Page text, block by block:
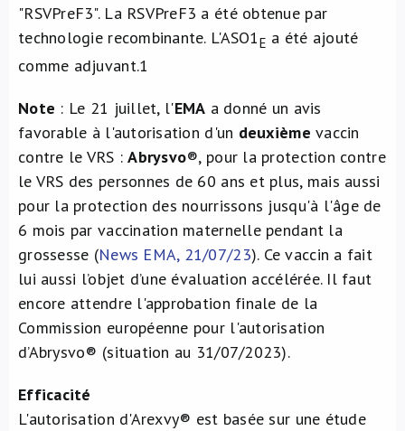
"RSVPreF3". La RSVPreF3 a été obtenue par
technologie recombinante. L'ASO1E a été ajouté
comme adjuvant.1
Note : Le 21 juillet, l'EMA a donné un avis
favorable à l'autorisation d'un deuxième vaccin
contre le VRS :Abrysvo®, pour la protection contre
le VRS des personnes de 60 ans et plus, mais aussi
pour la protection des nourrissons jusqu'à l'âge de
6 mois par vaccination maternelle pendant la
grossesse (News EMA, 21/07/23). Ce vaccin a fait
lui aussi l’objet d’une évaluation accélérée. Il faut
encore attendre l'approbation finale de la
Commission européenne pour l'autorisation
d’Abrysvo® (situation au 31/07/2023).
Efficacité
L'autorisation d'Arexvy® est basée sur une étude